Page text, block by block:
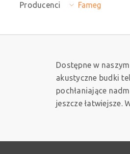
Producenci Fameg
Dostępne w
akustyczne budki
pochłaniające
jeszcze łatwiejsze.